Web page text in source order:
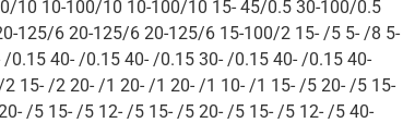
10 10-100/10 10-100/10 15- 45/0.5 30-100/0.5
125/6 20-125/6 20-125/6 15-100/2 15- /5 5- /8 5-
40- /0.15 40- /0.15 30- /0.15 40- /0.15 40-
15- /2 20- /1 20- /1 20- /1 10- /1 15- /5 20- /5 15-
/5 15- /5 12- /5 15- /5 20- /5 15- /5 12- /5 40-